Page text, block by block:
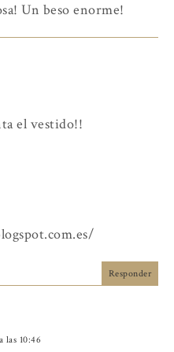
Un beso enorme!
el vestido!!
Responder
las 10:46